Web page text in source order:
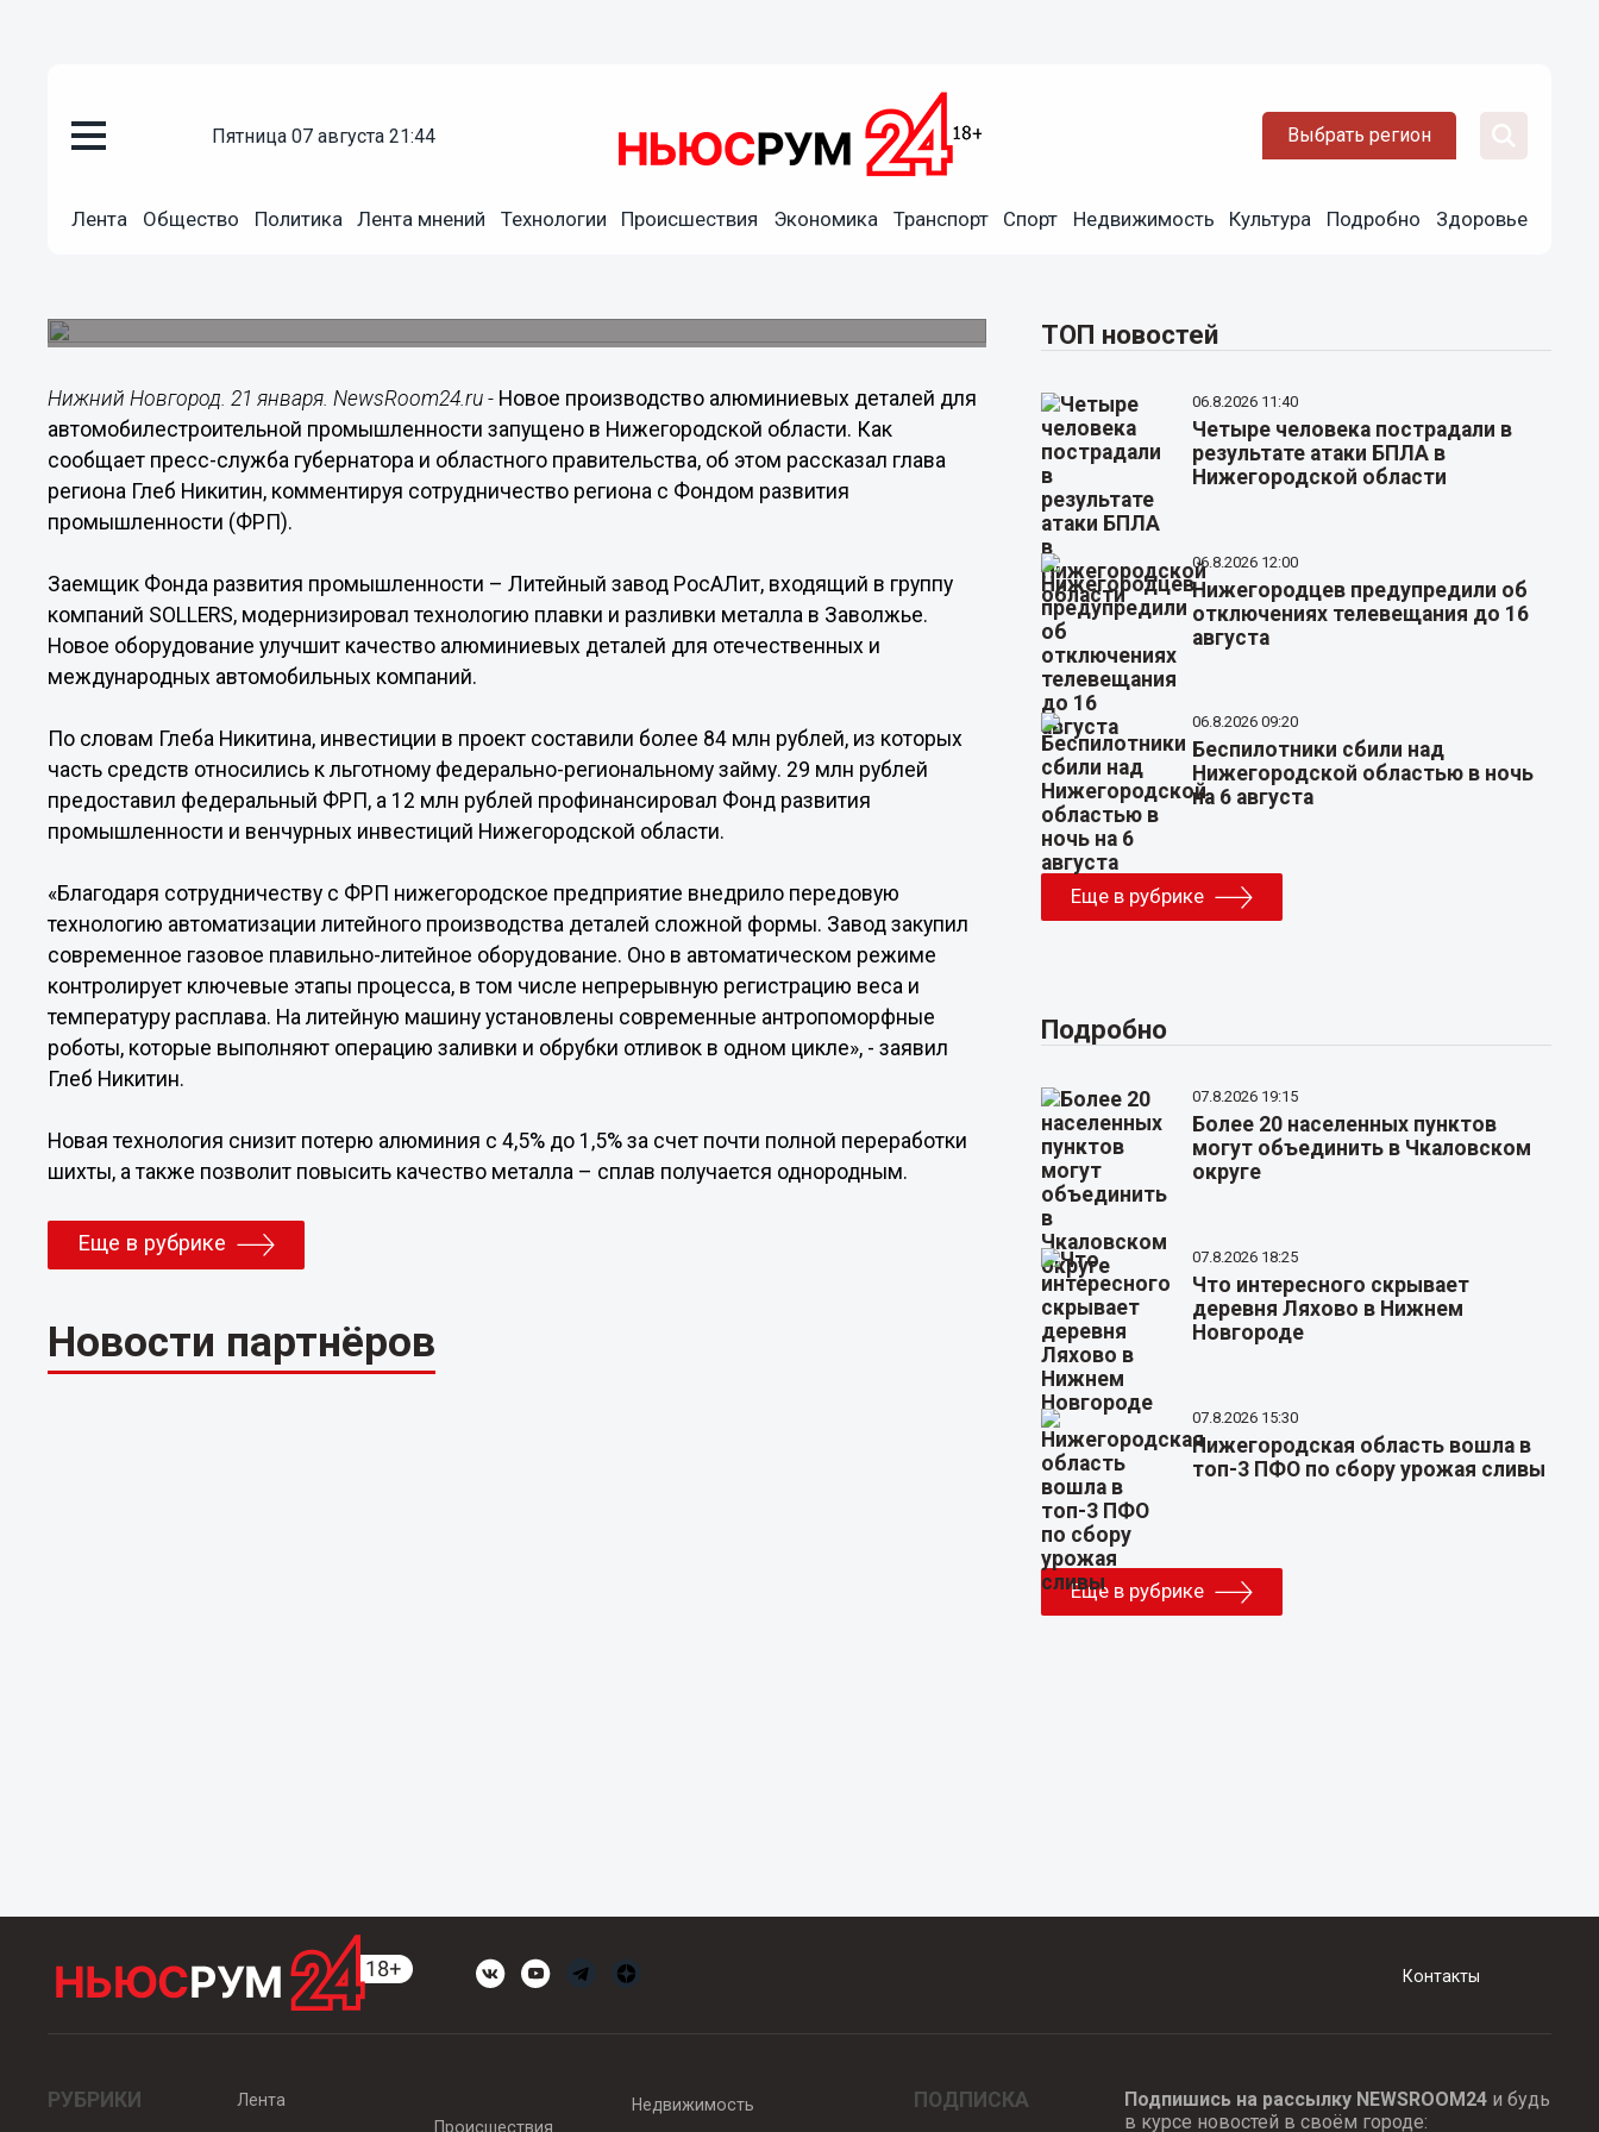
пятница 07 августа 21:44 Выбрать регион
Лента Общество Политика Лента мнений Технологии Происшествия Экономика Транспорт Спорт Недвижимость Культура Подробно Здоровье
Новое производство алюминиевых деталей запущено в
Нижний Новгород. 21 января. NewsRoom24.ru - Новое производство алюминиевых деталей для
автомобилестроительной промышленности запущено в Нижегородской области. Как
сообщает пресс-служба губернатора и областного правительства, об этом рассказал глава
региона Глеб Никитин, комментируя сотрудничество региона с Фондом развития
промышленности (ФРП).
Заемщик Фонда развития промышленности – Литейный завод РосАЛит, входящий в группу
компаний SOLLERS, модернизировал технологию плавки и разливки металла в Заволжье.
Новое оборудование улучшит качество алюминиевых деталей для отечественных и
международных автомобильных компаний.
По словам Глеба Никитина, инвестиции в проект составили более 84 млн рублей, из которых
часть средств относились к льготному федерально-региональному займу. 29 млн рублей
предоставил федеральный ФРП, а 12 млн рублей профинансировал Фонд развития
промышленности и венчурных инвестиций Нижегородской области.
«Благодаря сотрудничеству с ФРП нижегородское предприятие внедрило передовую
технологию автоматизации литейного производства деталей сложной формы. Завод закупил
современное газовое плавильно-литейное оборудование. Оно в автоматическом режиме
контролирует ключевые этапы процесса, в том числе непрерывную регистрацию веса и
температуру расплава. На литейную машину установлены современные антропоморфные
роботы, которые выполняют операцию заливки и обрубки отливок в одном цикле», - заявил
Глеб Никитин.
Новая технология снизит потерю алюминия с 4,5% до 1,5% за счет почти полной переработки
шихты, а также позволит повысить качество металла – сплав получается однородным.
Еще в рубрике
Новости партнёров
ТОП новостей
06.8.2026 11:40
Четыре человека пострадали в
результате атаки БПЛА в
Нижегородской области
06.8.2026 12:00
Нижегородцев предупредили об
отключениях телевещания до 16
августа
06.8.2026 09:20
Беспилотники сбили над
Нижегородской областью в ночь
на 6 августа
Еще в рубрике
Подробно
07.8.2026 19:15
Более 20 населенных пунктов
могут объединить в Чкаловском
округе
07.8.2026 18:25
Что интересного скрывает
деревня Ляхово в Нижнем
Новгороде
07.8.2026 15:30
Нижегородская область вошла в
топ-3 ПФО по сбору урожая сливы
Еще в рубрике
Контакты
РУБРИКИ
Лента
Происшествия
Недвижимость ПОДПИСКА Подпишись на рассылку NEWSROOM24и будь
в курсе новостей в своём городе: